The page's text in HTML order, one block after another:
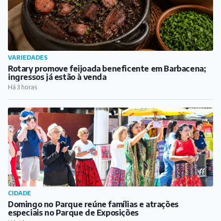
CIDADE
Domingo no Parque reúne famílias e atrações
especiais no Parque de Exposições
Há 4 horas
REGIÃO
Capela Nova adia edição do Capela Rock Fest; entenda